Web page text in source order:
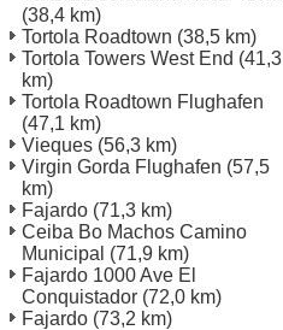
(38,4 km)
Tortola Roadtown (38,5 km)
Tortola Towers West End (41,3
km)
Tortola Roadtown Flughafen
(47,1 km)
Vieques (56,3 km)
Virgin Gorda Flughafen (57,5
km)
Fajardo (71,3 km)
Ceiba Bo Machos Camino
Municipal (71,9 km)
Fajardo 1000 Ave El
Conquistador (72,0 km)
Fajardo (73,2 km)